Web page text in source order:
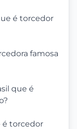
é torcedor
famosa
que é
é torcedor